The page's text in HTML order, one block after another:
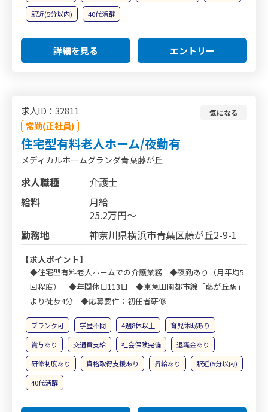
駅近(5分以内)
40代活躍
詳細を見る エントリー
求人ID：32811
常勤(正社員)
気になる
住宅型有料老人ホーム/夜勤有
メディカルホームグランダ青葉藤が丘
求人職種
介護士
給料
月給
25.2万円～
勤務地
神奈川県横浜市青葉区藤が丘2-9-1
【求人ポイント】
◆住宅型有料老人ホームでの介護業務 ◆夜勤あり（月平均5
回程度） ◆年間休日113日 ◆東急田園都市線「藤が丘駅」
より徒歩4分 ◆応募要件：初任者研修
ブランク可 学歴不問 4週8休以上
育児休暇あり
賞与あり
交通費支給 社会保険完備
退職金あり
研修制度あり
資格取得支援あり 昇給あり
駅近(5分以内)
40代活躍